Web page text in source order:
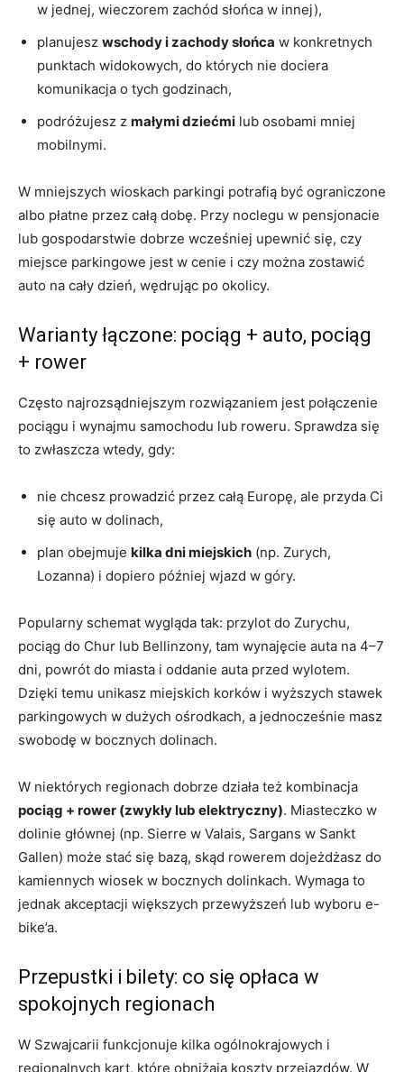
w jednej, wieczorem zachód słońca w innej),
planujesz wschody i zachody słońca w konkretnych
punktach widokowych, do których nie dociera
komunikacja o tych godzinach,
podróżujesz z małymi dziećmi lub osobami mniej
mobilnymi.
W mniejszych wioskach parkingi potrafią być ograniczone
albo płatne przez całą dobę. Przy noclegu w pensjonacie
lub gospodarstwie dobrze wcześniej upewnić się, czy
miejsce parkingowe jest w cenie i czy można zostawić
auto na cały dzień, wędrując po okolicy.
Warianty łączone: pociąg + auto, pociąg
+ rower
Często najrozsądniejszym rozwiązaniem jest połączenie
pociągu i wynajmu samochodu lub roweru. Sprawdza się
to zwłaszcza wtedy, gdy:
nie chcesz prowadzić przez całą Europę, ale przyda Ci
się auto w dolinach,
plan obejmuje kilka dni miejskich (np. Zurych,
Lozanna) i dopiero później wjazd w góry.
Popularny schemat wygląda tak: przylot do Zurychu,
pociąg do Chur lub Bellinzony, tam wynajęcie auta na 4–7
dni, powrót do miasta i oddanie auta przed wylotem.
Dzięki temu unikasz miejskich korków i wyższych stawek
parkingowych w dużych ośrodkach, a jednocześnie masz
swobodę w bocznych dolinach.
W niektórych regionach dobrze działa też kombinacja
pociąg + rower (zwykły lub elektryczny). Miasteczko w
dolinie głównej (np. Sierre w Valais, Sargans w Sankt
Gallen) może stać się bazą, skąd rowerem dojeżdżasz do
kamiennych wiosek w bocznych dolinkach. Wymaga to
jednak akceptacji większych przewyższeń lub wyboru e-
bike’a.
Przepustki i bilety: co się opłaca w
spokojnych regionach
W Szwajcarii funkcjonuje kilka ogólnokrajowych i
regionalnych kart, które obniżają koszty przejazdów. W